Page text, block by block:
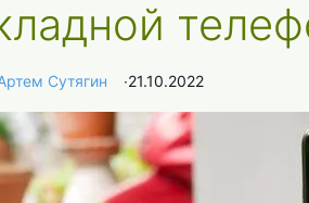
Сутягин ∙21.10.2022